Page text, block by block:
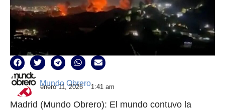
Mundo Obrero
enero 11, 2026 1:41 am
Madrid (Mundo Obrero): El mundo contuvo la